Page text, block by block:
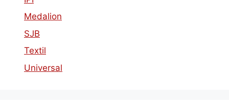
Medalion
SJB
Textil
Universal